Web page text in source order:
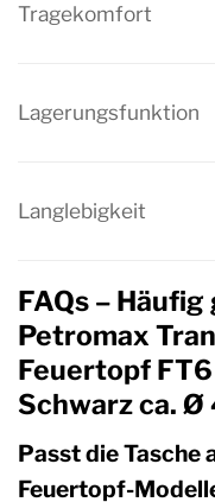
Tragekomfort
Lagerungsfunktion
Langlebigkeit
FAQs –
Petromax
Feuertopf
Schwarz ca. Ø
Passt die Tasche
Feuertopf-